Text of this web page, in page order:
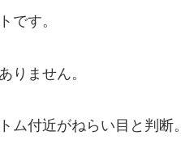
です。
りません。
ム付近がねらい目と判断。